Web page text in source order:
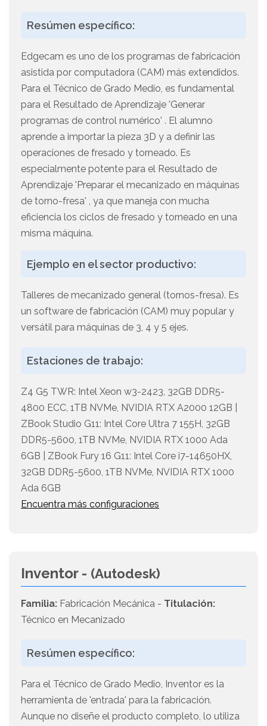
Resúmen específico:
Edgecam es uno de los programas de fabricación
asistida por computadora (CAM) más extendidos.
Para el Técnico de Grado Medio, es fundamental
para el Resultado de Aprendizaje 'Generar
programas de control numérico' . El alumno
aprende a importar la pieza 3D y a definir las
operaciones de fresado y torneado. Es
especialmente potente para el Resultado de
Aprendizaje 'Preparar el mecanizado en máquinas
de torno-fresa' , ya que maneja con mucha
eficiencia los ciclos de fresado y torneado en una
misma máquina.
Ejemplo en el sector productivo:
Talleres de mecanizado general (tornos-fresa). Es
un software de fabricación (CAM) muy popular y
versátil para máquinas de 3, 4 y 5 ejes.
Estaciones de trabajo:
Z4 G5 TWR: Intel Xeon w3-2423, 32GB DDR5-
4800 ECC, 1TB NVMe, NVIDIA RTX A2000 12GB |
ZBook Studio G11: Intel Core Ultra 7 155H, 32GB
DDR5-5600, 1TB NVMe, NVIDIA RTX 1000 Ada
6GB | ZBook Fury 16 G11: Intel Core i7-14650HX,
32GB DDR5-5600, 1TB NVMe, NVIDIA RTX 1000
Ada 6GB
Encuentra más configuraciones
Inventor - (Autodesk)
Familia: Fabricación Mecánica - Titulación:
Técnico en Mecanizado
Resúmen específico:
Para el Técnico de Grado Medio, Inventor es la
herramienta de 'entrada' para la fabricación.
Aunque no diseñe el producto completo, lo utiliza